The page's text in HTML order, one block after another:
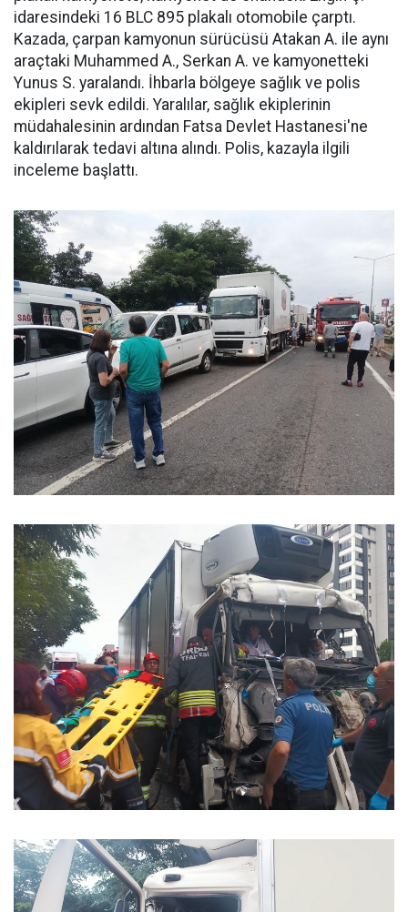
idaresindeki 16 BLC 895 plakalı otomobile çarptı.
Kazada, çarpan kamyonun sürücüsü Atakan A. ile aynı
araçtaki Muhammed A., Serkan A. ve kamyonetteki
Yunus S. yaralandı. İhbarla bölgeye sağlık ve polis
ekipleri sevk edildi. Yaralılar, sağlık ekiplerinin
müdahalesinin ardından Fatsa Devlet Hastanesi'ne
kaldırılarak tedavi altına alındı. Polis, kazayla ilgili
inceleme başlattı.